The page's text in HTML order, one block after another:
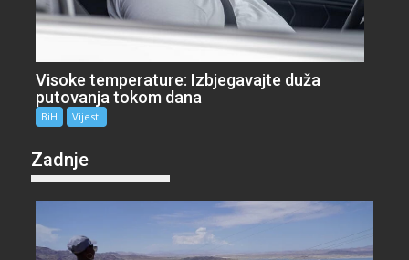
Visoke temperature: Izbjegavajte duža
putovanja tokom dana
BiH Vijesti
Zadnje